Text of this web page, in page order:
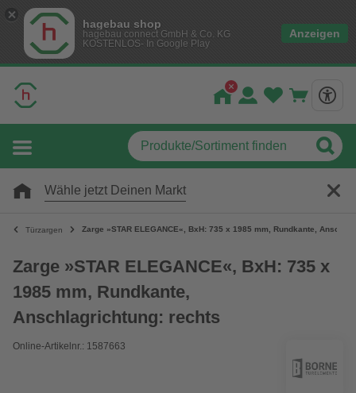
hagebau shop
hagebau connect GmbH & Co. KG
KOSTENLOS- In Google Play
Anzeigen
Wähle jetzt Deinen Markt
Türzargen Zarge »STAR ELEGANCE«, BxH: 735 x 1985 mm, Rundkante,
Zarge »STAR ELEGANCE«, BxH: 735 x
1985 mm, Rundkante,
Anschlagrichtung: rechts
Online-Artikelnr.: 1587663